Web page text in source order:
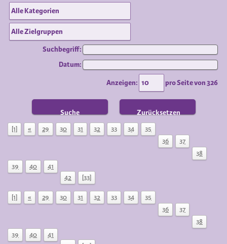
Suchbegriff:
Datum:
Anzeigen: pro Seite von326
Suche Zurücksetzen
[1] « 29 30 31 32 33 34
35
36
37
38
39
40
41
42
[33]
[1] « 29 30 31 32 33 34
35
36
37
38
39
40
41